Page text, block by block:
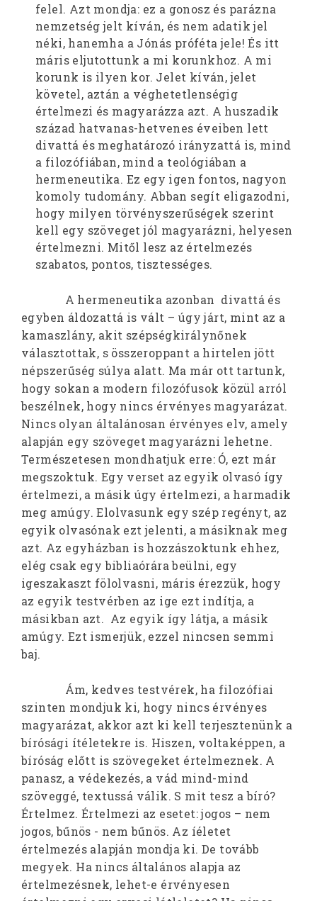
felel. Azt mondja: ez a gonosz és parázna
nemzetség jelt kíván, és nem adatik jel
néki, hanemha a Jónás próféta jele! És itt
máris eljutottunk a mi korunkhoz. A mi
korunk is ilyen kor. Jelet kíván, jelet
követel, aztán a véghetetlenségig
értelmezi és magyarázza azt. A huszadik
század hatvanas-hetvenes éveiben lett
divattá és meghatározó irányzattá is, mind
a filozófiában, mind a teológiában a
hermeneutika. Ez egy igen fontos, nagyon
komoly tudomány. Abban segít eligazodni,
hogy milyen törvényszerűségek szerint
kell egy szöveget jól magyarázni, helyesen
értelmezni. Mitől lesz az értelmezés
szabatos, pontos, tisztességes.
A hermeneutika azonban divattá és
egyben áldozattá is vált – úgy járt, mint az a
kamaszlány, akit szépségkirálynőnek
választottak, s összeroppant a hirtelen jött
népszerűség súlya alatt. Ma már ott tartunk,
hogy sokan a modern filozófusok közül arról
beszélnek, hogy nincs érvényes magyarázat.
Nincs olyan általánosan érvényes elv, amely
alapján egy szöveget magyarázni lehetne.
Természetesen mondhatjuk erre: Ó, ezt már
megszoktuk. Egy verset az egyik olvasó így
értelmezi, a másik úgy értelmezi, a harmadik
meg amúgy. Elolvasunk egy szép regényt, az
egyik olvasónak ezt jelenti, a másiknak meg
azt. Az egyházban is hozzászoktunk ehhez,
elég csak egy bibliaórára beülni, egy
igeszakaszt fölolvasni, máris érezzük, hogy
az egyik testvérben az ige ezt indítja, a
másikban azt. Az egyik így látja, a másik
amúgy. Ezt ismerjük, ezzel nincsen semmi
baj.
Ám, kedves testvérek, ha filozófiai
szinten mondjuk ki, hogy nincs érvényes
magyarázat, akkor azt ki kell terjesztenünk a
bírósági ítéletekre is. Hiszen, voltaképpen, a
bíróság előtt is szövegeket értelmeznek. A
panasz, a védekezés, a vád mind-mind
szöveggé, textussá válik. S mit tesz a bíró?
Értelmez. Értelmezi az esetet: jogos – nem
jogos, bűnös - nem bűnös. Az íéletet
értelmezés alapján mondja ki. De tovább
megyek. Ha nincs általános alapja az
értelmezésnek, lehet-e érvényesen